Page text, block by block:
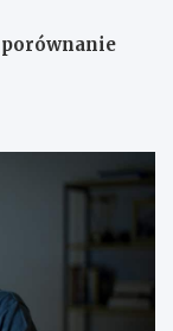
porównanie